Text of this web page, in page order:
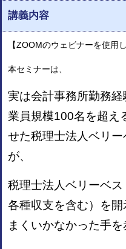
講義内容
【ZOOMのウェビナーを使用
本セミナーは、
実は会計事務所勤務
業員規模100名を超え
せた税理士法人ベリ
が、
税理士法人ベリーベス
各種収支を含む）を
まくいかなかった手